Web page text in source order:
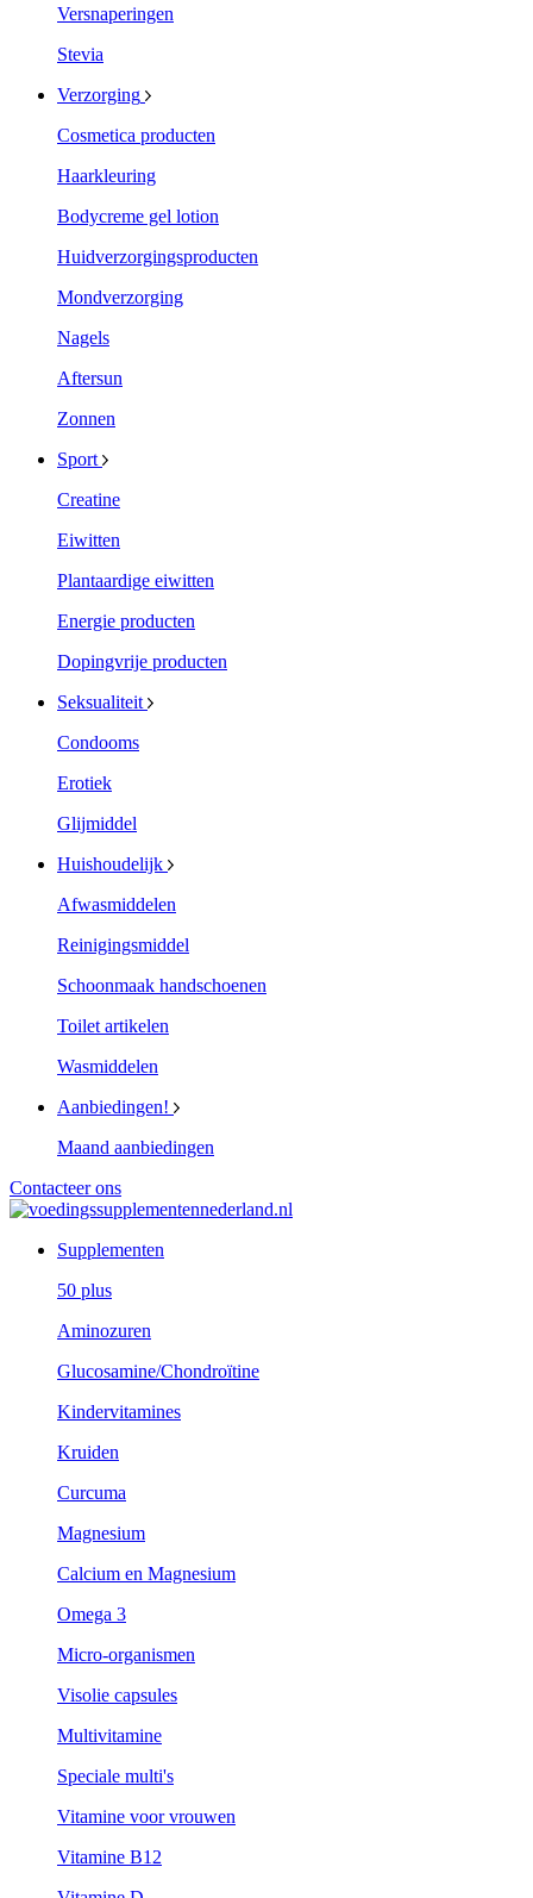
Versnaperingen
Stevia
Verzorging
Cosmetica producten
Haarkleuring
Bodycreme gel lotion
Huidverzorgingsproducten
Mondverzorging
Nagels
Aftersun
Zonnen
Sport
Creatine
Eiwitten
Plantaardige eiwitten
Energie producten
Dopingvrije producten
Seksualiteit
Condooms
Erotiek
Glijmiddel
Huishoudelijk
Afwasmiddelen
Reinigingsmiddel
Schoonmaak handschoenen
Toilet artikelen
Wasmiddelen
Aanbiedingen!
Maand aanbiedingen
Contacteer ons
Supplementen
50 plus
Aminozuren
Glucosamine/Chondroïtine
Kindervitamines
Kruiden
Curcuma
Magnesium
Calcium en Magnesium
Omega 3
Micro-organismen
Visolie capsules
Multivitamine
Speciale multi's
Vitamine voor vrouwen
Vitamine B12